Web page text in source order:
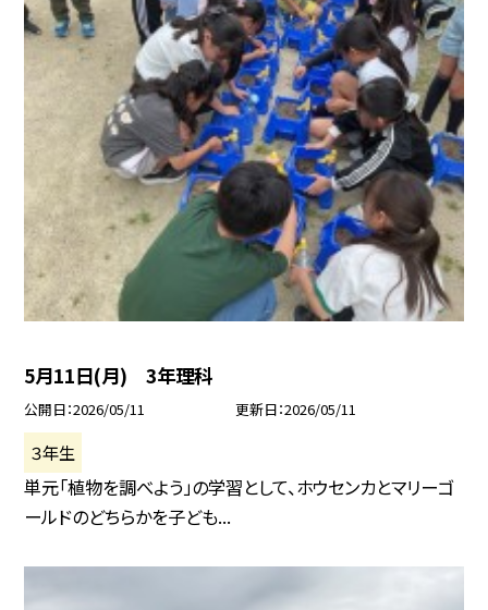
5月11日(月) 3年理科
公開日 2026/05/11 更新日 2026/05/11
３年生
単元「植物を調べよう」の学習として、ホウセンカとマリーゴ
ールドのどちらかを子ども...